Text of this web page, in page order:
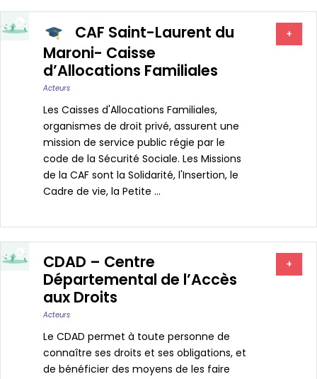
CAF Saint-Laurent du
Maroni- Caisse
d’Allocations Familiales
Acteurs
Les Caisses d'Allocations Familiales,
organismes de droit privé, assurent une
mission de service public régie par le
code de la Sécurité Sociale. Les Missions
de la CAF sont la Solidarité, l'Insertion, le
Cadre de vie, la Petite ...
+
CDAD – Centre
Départemental de l’Accès
aux Droits
Acteurs
Le CDAD permet à toute personne de
connaître ses droits et ses obligations, et
de bénéficier des moyens de les faire
+